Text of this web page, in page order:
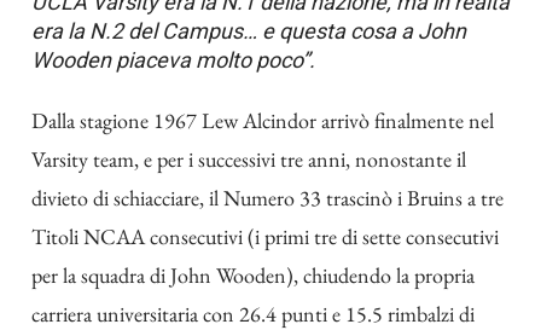
era la N.2 del Campus… e questa cosa a John
Wooden piaceva molto poco”.
Dalla stagione 1967 Lew Alcindor arrivò finalmente nel
Varsity team, e per i successivi tre anni, nonostante il
divieto di schiacciare, il Numero 33 trascinò i Bruins a tre
Titoli NCAA consecutivi (i primi tre di sette consecutivi
per la squadra di John Wooden), chiudendo la propria
carriera universitaria con 26.4 punti e 15.5 rimbalzi di